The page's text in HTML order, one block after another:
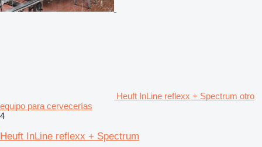
Heuft InLine reflexx + Spectrum otro
equipo para cervecerías
4
Heuft InLine reflexx + Spectrum